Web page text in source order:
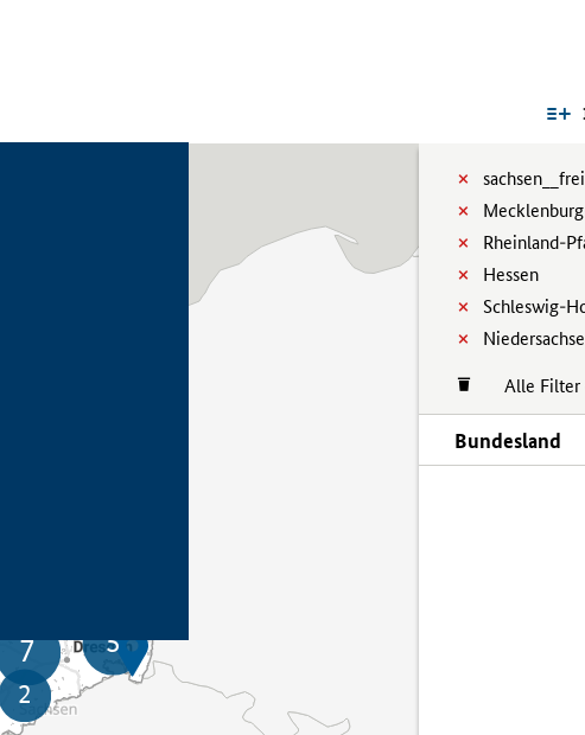
Rheinland-
Hessen
Schleswig-
Alle Filter
Bundesland